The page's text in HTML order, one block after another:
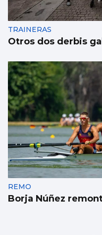
TRAINERAS
Otros dos derbis
REMO
Borja Núñez